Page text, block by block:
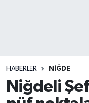
HABERLER NIĞDE
Niğdeli